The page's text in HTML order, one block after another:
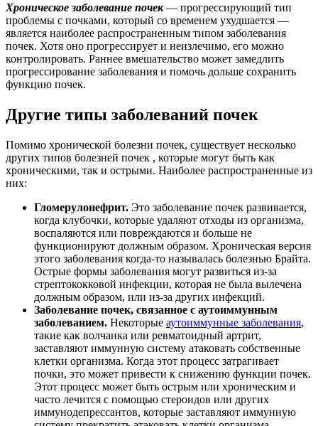
Хроническое заболевание почек— прогрессирующий тип
проблемы с почками, который со временем ухудшается —
является наиболее распространенным типом заболевания
почек. Хотя оно прогрессирует и неизлечимо, его можно
контролировать. Раннее вмешательство может замедлить
прогрессирование заболевания и помочь дольше сохранить
функцию почек.
Другие типы заболеваний почек
Помимо хронической болезни почек, существует несколько
других типов болезней почек , которые могут быть как
хроническими, так и острыми. Наиболее распространенные из
них:
Гломерулонефрит. Это заболевание почек развивается,
когда клубочки, которые удаляют отходы из организма,
воспаляются или повреждаются и больше не
функционируют должным образом. Хроническая версия
этого заболевания когда-то называлась болезнью Брайта.
Острые формы заболевания могут развиться из-за
стрептококковой инфекции, которая не была вылечена
должным образом, или из-за других инфекций.
Заболевание почек, связанное с аутоиммунным
заболеванием. Некоторые аутоиммунные заболевания,
такие как волчанка или ревматоидный артрит,
заставляют иммунную систему атаковать собственные
клетки организма. Когда этот процесс затрагивает
почки, это может привести к снижению функции почек.
Этот процесс может быть острым или хроническим и
часто лечится с помощью стероидов или других
иммунодепрессантов, которые заставляют иммунную